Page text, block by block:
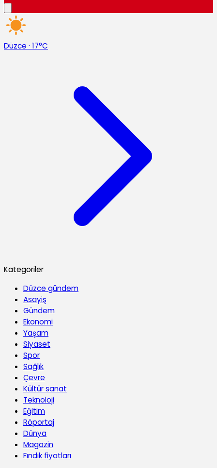
Düzce · 17°C
Kategoriler
Düzce gündem
Asayiş
Gündem
Ekonomi
Yaşam
Siyaset
Spor
Sağlık
Çevre
Kültür sanat
Teknoloji
Eğitim
Röportaj
Dünya
Magazin
Fındık fiyatları